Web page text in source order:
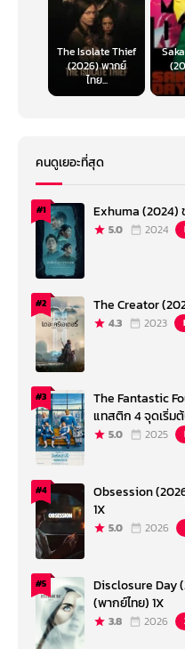
The Isolate Thief
(2026) พากย์
ไทย...
คนดูเยอะที่สุด
#1 Exhuma (2024)
5.0 2024
#2 The Creator
4.3 2023
#3
The Fantastic
แทสติก 4 จุดเริ่ม
5.0 2025
#4
Obsession
1X
5.0 2026
#5
Disclosure Day
(พากย์ไทย) 1X
3.8 2026